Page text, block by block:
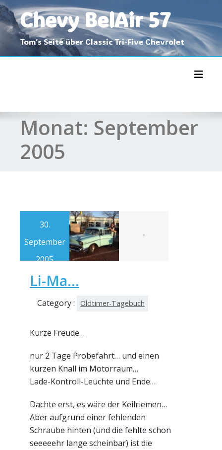
Skip
to
contentChevy BelAir 57
Tom's Seite über Classic Tri-Five Chevrolet
Monat: September
2005
30.
September
2005
-
Li-Ma…
Category : Oldtimer-Tagebuch
Kurze Freude…
nur 2 Tage Probefahrt… und einen
kurzen Knall im Motorraum…
Lade-Kontroll-Leuchte und Ende…
Dachte erst, es wäre der Keilriemen…
Aber aufgrund einer fehlenden
Schraube hinten (und die fehlte schon
seeeeehr lange scheinbar) ist die